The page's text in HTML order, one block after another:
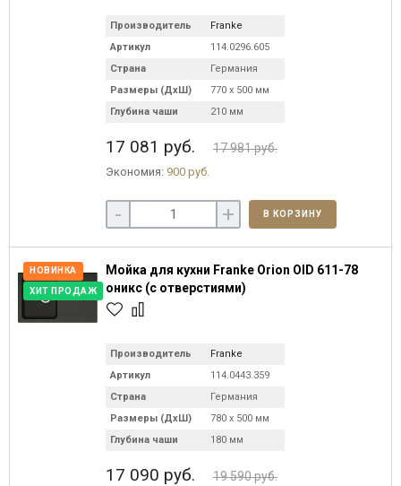
Производитель
Franke
Артикул
114.0296.605
Страна
Германия
Размеры (ДхШ)
770 х 500 мм
Глубина чаши
210 мм
17 081 руб. 17 981 руб.
Экономия: 900 руб.
- + В КОРЗИНУ
НОВИНКА
ХИТ ПРОДАЖ
Мойка для кухни Franke Orion OID 611-78
оникс (с отверстиями)
Производитель
Franke
Артикул
114.0443.359
Страна
Германия
Размеры (ДхШ)
780 х 500 мм
Глубина чаши
180 мм
17 090 руб. 19 590 руб.